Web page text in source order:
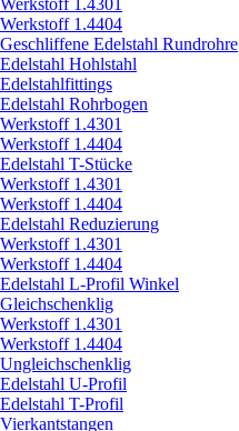
Werkstoff 1.4301
Werkstoff 1.4404
Geschliffene Edelstahl Rundrohre
Edelstahl Hohlstahl
Edelstahlfittings
Edelstahl Rohrbogen
Werkstoff 1.4301
Werkstoff 1.4404
Edelstahl T-Stücke
Werkstoff 1.4301
Werkstoff 1.4404
Edelstahl Reduzierung
Werkstoff 1.4301
Werkstoff 1.4404
Edelstahl L-Profil Winkel
Gleichschenklig
Werkstoff 1.4301
Werkstoff 1.4404
Ungleichschenklig
Edelstahl U-Profil
Edelstahl T-Profil
Vierkantstangen